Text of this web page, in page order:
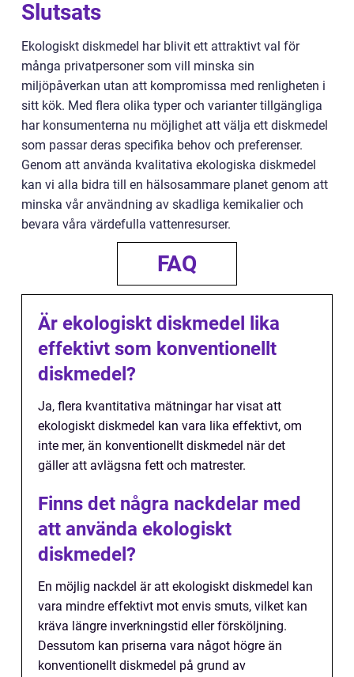
Slutsats
Ekologiskt diskmedel har blivit ett attraktivt val för
många privatpersoner som vill minska sin
miljöpåverkan utan att kompromissa med renligheten i
sitt kök. Med flera olika typer och varianter tillgängliga
har konsumenterna nu möjlighet att välja ett diskmedel
som passar deras specifika behov och preferenser.
Genom att använda kvalitativa ekologiska diskmedel
kan vi alla bidra till en hälsosammare planet genom att
minska vår användning av skadliga kemikalier och
bevara våra värdefulla vattenresurser.
FAQ
Är ekologiskt diskmedel lika
effektivt som konventionellt
diskmedel?
Ja, flera kvantitativa mätningar har visat att
ekologiskt diskmedel kan vara lika effektivt, om
inte mer, än konventionellt diskmedel när det
gäller att avlägsna fett och matrester.
Finns det några nackdelar med
att använda ekologiskt
diskmedel?
En möjlig nackdel är att ekologiskt diskmedel kan
vara mindre effektivt mot envis smuts, vilket kan
kräva längre inverkningstid eller försköljning.
Dessutom kan priserna vara något högre än
konventionellt diskmedel på grund av